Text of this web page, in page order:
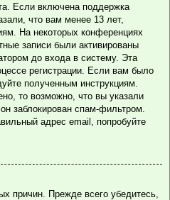
Если включена поддержка
что вам менее 13 лет,
На некоторых конференциях
записи были активированы
до входа в систему. Эта
регистрации. Если вам было
полученным инструкциям.
то возможно, что вы указали
заблокирован спам-фильтром.
адрес email, попробуйте
причин. Прежде всего убедитесь,